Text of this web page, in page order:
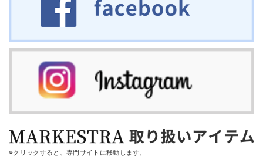
※クリックすると、専門サイトに移動します。